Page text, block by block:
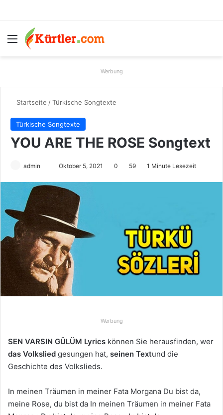
Menü
Werbung
Startseite /Türkische Songtexte
Türkische Songtexte
YOU ARE THE ROSE Songtext
admin
e
n
s
e
i
n
e
a
i
l
Oktober 5, 2021 0 59 1 Minute Lesezeit
Werbung
SEN VARSIN GÜLÜM Lyrics können Sie herausfinden, wer
das Volkslied gesungen hat, seinen Textund die
Geschichte des Volkslieds.
In meinen Träumen in meiner Fata Morgana Du bist da,
meine Rose, du bist da In meinen Träumen in meiner Fata